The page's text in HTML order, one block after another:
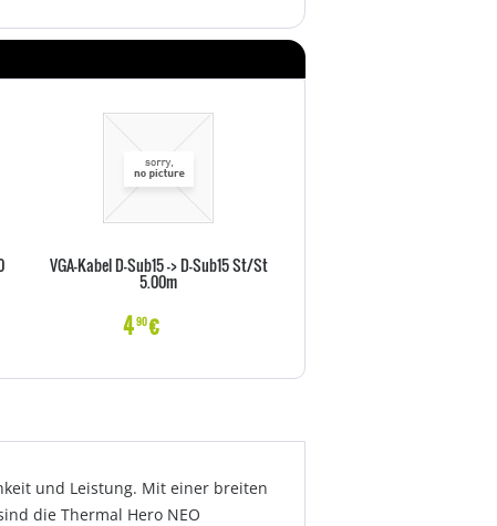
VGA-Kabel D-Sub15 -> D-Sub15 St/St
5.00m
490€
und Leistung. Mit einer breiten
die Thermal Hero NEO